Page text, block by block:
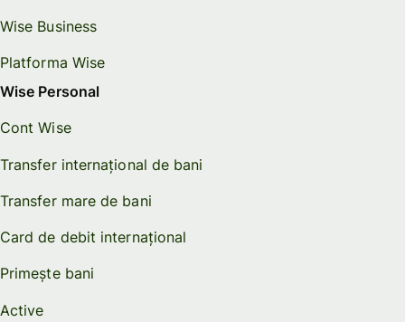
Wise Business
Platforma Wise
Wise Personal
Cont Wise
Transfer internațional de bani
Transfer mare de bani
Card de debit internațional
Primește bani
Active